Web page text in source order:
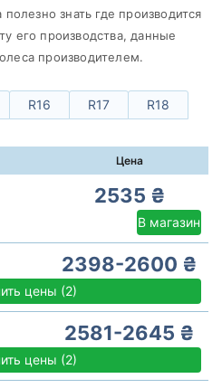
знать где производится
его производства, данные
производителем.
R16 R17
R18
Цена
2535 ₴
В магазин
2398-2600 ₴
цены (2)
2581-2645 ₴
цены (2)